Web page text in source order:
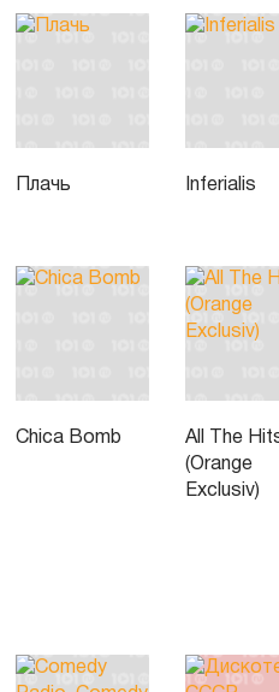
Плачь Inferialis
Chica Bomb
All The
(Orange
Exclusiv)